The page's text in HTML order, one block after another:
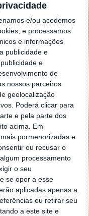
e/ou acedemos
e processamos
e informações
publicidade e
e
de
nossos parceiros
geolocalização
Poderá clicar para
e pela parte dos
acima. Em
pormenorizadas e
ou recusar o
processamento
o seu
se opor a esse
aplicadas apenas a
ou retirar seu
a este site e
a desesperar, ate ja
de forçar o uso do
de outra dica fico
a mesma
às 01:39
como for segue por mail
às 11:21
da seguinte maneira,
com o botão direito do
Menu ‘Iniciar’
no separador
com que queres